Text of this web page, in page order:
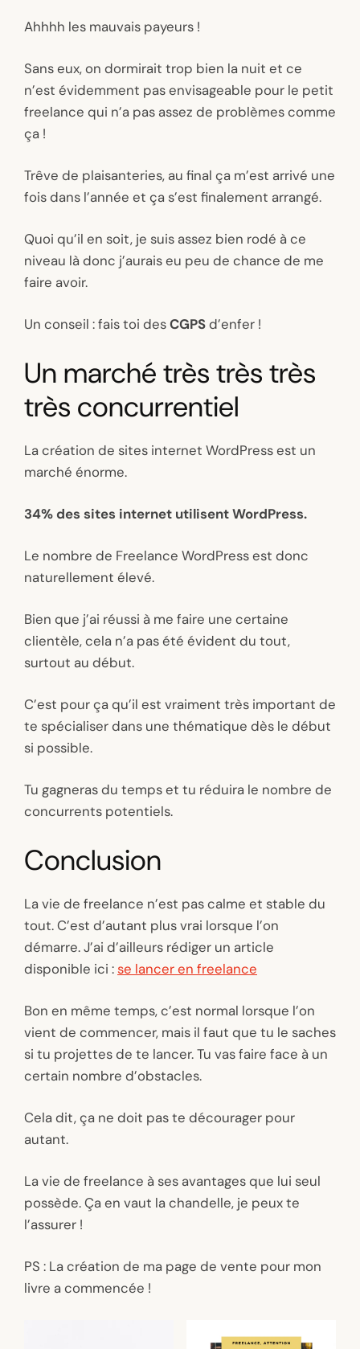
Ahhhh les mauvais payeurs !
Sans eux, on dormirait trop bien la nuit et ce
n’est évidemment pas envisageable pour le petit
freelance qui n’a pas assez de problèmes comme
ça !
Trêve de plaisanteries, au final ça m’est arrivé une
fois dans l’année et ça s’est finalement arrangé.
Quoi qu’il en soit, je suis assez bien rodé à ce
niveau là donc j’aurais eu peu de chance de me
faire avoir.
Un conseil : fais toi desCGPSd’enfer !
Un marché très très très
très concurrentiel
La création de sites internet WordPress est un
marché énorme.
34% des sites internet utilisent WordPress.
Le nombre de Freelance WordPress est donc
naturellement élevé.
Bien que j’ai réussi à me faire une certaine
clientèle, cela n’a pas été évident du tout,
surtout au début.
C’est pour ça qu’il est vraiment très important de
te spécialiser dans une thématique dès le début
si possible.
Tu gagneras du temps et tu réduira le nombre de
concurrents potentiels.
Conclusion
La vie de freelance n’est pas calme et stable du
tout. C’est d’autant plus vrai lorsque l’on
démarre. J’ai d’ailleurs rédiger un article
disponible ici :se lancer en freelance
Bon en même temps, c’est normal lorsque l’on
vient de commencer, mais il faut que tu le saches
si tu projettes de te lancer. Tu vas faire face à un
certain nombre d’obstacles.
Cela dit, ça ne doit pas te décourager pour
autant.
La vie de freelance à ses avantages que lui seul
possède. Ça en vaut la chandelle, je peux te
l’assurer !
PS : La création de ma page de vente pour mon
livre a commencée !